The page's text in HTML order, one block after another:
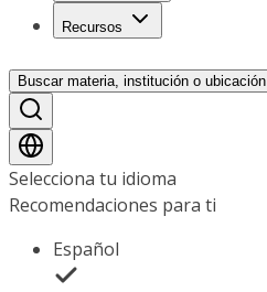
Recursos
Buscar materia, institución o ubicación
Selecciona tu idioma
Recomendaciones para ti
Español